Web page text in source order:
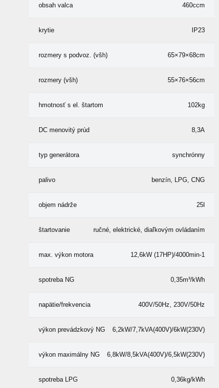
obsah valca 460ccm
krytie IP23
rozmery s podvoz. (všh) 65×79×68cm
rozmery (všh) 55×76×56cm
hmotnosť s el. štartom 102kg
DC menovitý prúd 8,3A
typ generátora synchrónny
palivo benzín, LPG, CNG
objem nádrže 25l
štartovanie ručné, elektrické, diaľkovým ovládaním
max. výkon motora 12,6kW (17HP)/4000min-1
spotreba NG 0,35m³/kWh
napätie/frekvencia 400V/50Hz, 230V/50Hz
výkon prevádzkový NG 6,2kW/7,7kVA(400V)/6kW(230V)
výkon maximálny NG 6,8kW/8,5kVA(400V)/6,5kW(230V)
spotreba LPG 0,36kg/kWh